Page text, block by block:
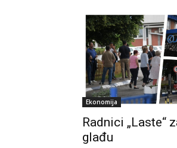
Ekonomija
Radnici „Laste“
glađu